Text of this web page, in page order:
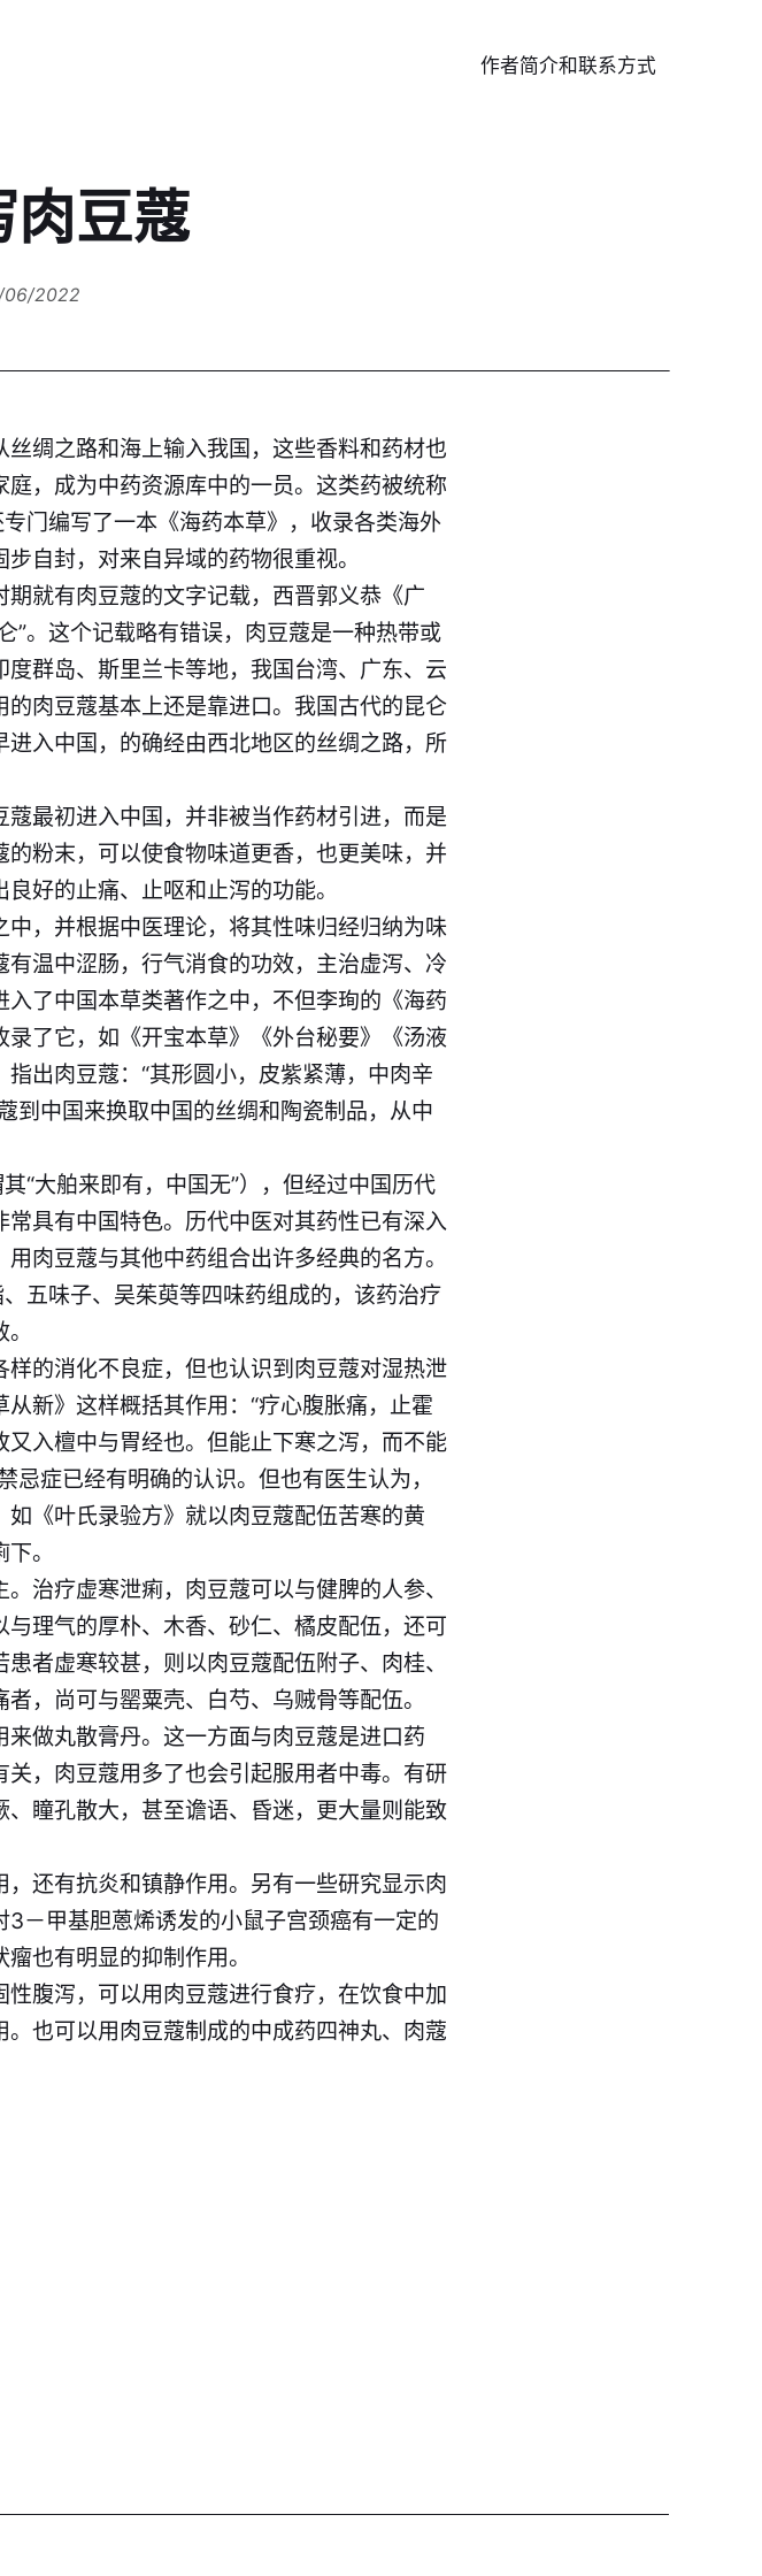
作者简介和联系方式
肉豆蔻
06/2022
绸之路和海上输入我国，这些香料和药材也
，成为中药资源库中的一员。这类药被统称
门编写了一本《海药本草》，收录各类海外
自封，对来自异域的药物很重视。
就有肉豆蔻的文字记载，西晋郭义恭《广
”。这个记载略有错误，肉豆蔻是一种热带或
群岛、斯里兰卡等地，我国台湾、广东、云
肉豆蔻基本上还是靠进口。我国古代的昆仑
入中国，的确经由西北地区的丝绸之路，所
最初进入中国，并非被当作药材引进，而是
粉末，可以使食物味道更香，也更美味，并
好的止痛、止呕和止泻的功能。
，并根据中医理论，将其性味归经归纳为味
温中涩肠，行气消食的功效，主治虚泻、冷
了中国本草类著作之中，不但李珣的《海药
了它，如《开宝本草》《外台秘要》《汤液
出肉豆蔻：“其形圆小，皮紫紧薄，中肉辛
到中国来换取中国的丝绸和陶瓷制品，从中
“大舶来即有，中国无”），但经过中国历代
具有中国特色。历代中医对其药性已有深入
肉豆蔻与其他中药组合出许多经典的名方。
五味子、吴茱萸等四味药组成的，该药治疗
的消化不良症，但也认识到肉豆蔻对湿热泄
新》这样概括其作用：“疗心腹胀痛，止霍
入檀中与胃经也。但能止下寒之泻，而不能
症已经有明确的认识。但也有医生认为，
《叶氏录验方》就以肉豆蔻配伍苦寒的黄
。
治疗虚寒泄痢，肉豆蔻可以与健脾的人参、
理气的厚朴、木香、砂仁、橘皮配伍，还可
者虚寒较甚，则以肉豆蔻配伍附子、肉桂、
，尚可与罂粟壳、白芍、乌贼骨等配伍。
做丸散膏丹。这一方面与肉豆蔻是进口药
，肉豆蔻用多了也会引起服用者中毒。有研
瞳孔散大，甚至谵语、昏迷，更大量则能致
还有抗炎和镇静作用。另有一些研究显示肉
－甲基胆蒽烯诱发的小鼠子宫颈癌有一定的
也有明显的抑制作用。
腹泻，可以用肉豆蔻进行食疗，在饮食中加
也可以用肉豆蔻制成的中成药四神丸、肉蔻